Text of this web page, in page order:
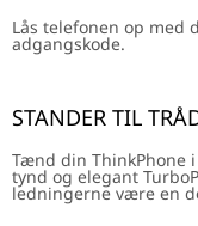
Lås telefonen op med
adgangskode.
STANDER TIL
Tænd din ThinkPhone
tynd og elegant
ledningerne være en